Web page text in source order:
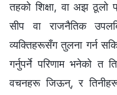
तहको शिक्षा, वा अझ ठूलो
सीप वा राजनैतिक
व्यक्तिहरूसँग तुलना गर्न
गर्नुपर्ने परिणाम भनेको त
वचनहरू जिऊन्, र तिनीहरू